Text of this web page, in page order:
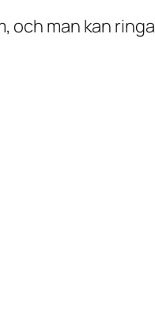
och man kan ringa